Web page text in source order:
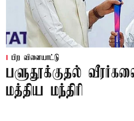
பிற விளையாட்டு
பளுதூக்குதல்
மத்திய மந்திரி